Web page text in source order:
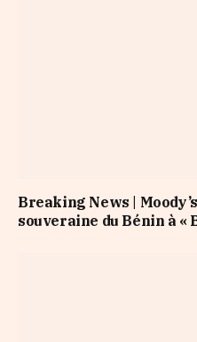
Breaking News |
souveraine du Bénin à «